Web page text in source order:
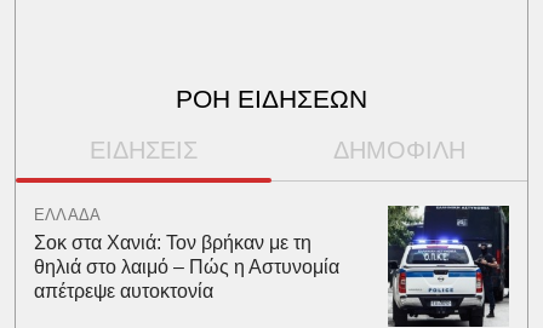
ΡΟΗ ΕΙΔΗΣΕΩΝ
ΕΙΔΗΣΕΙΣ ΔΗΜΟΦΙΛΗ
ΕΛΛΑΔΑ
Σοκ στα Χανιά: Τον βρήκαν με τη
θηλιά στο λαιμό – Πώς η Αστυνομία
απέτρεψε αυτοκτονία